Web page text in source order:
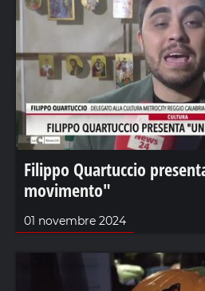
Filippo Quartuccio
movimento"
01 novembre 2024